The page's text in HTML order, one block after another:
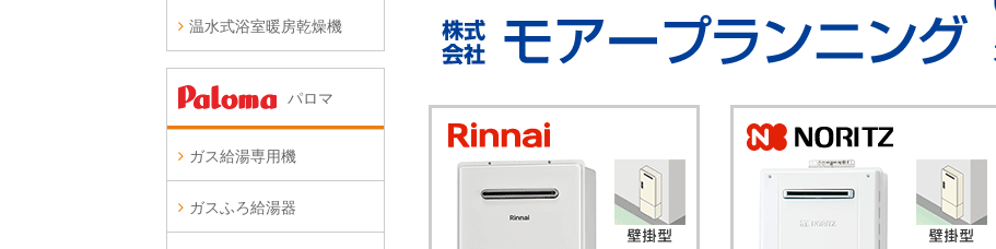
温水式浴室暖房乾燥機
パロマ
ガス給湯専用機
ガスふろ給湯器